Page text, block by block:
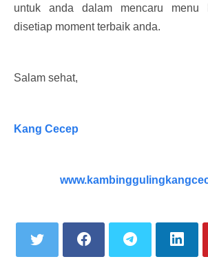
untuk anda dalam mencaru menu
disetiap moment terbaik anda.
Salam sehat,
Kang Cecep